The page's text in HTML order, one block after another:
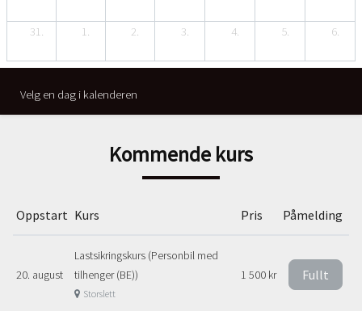
31. 1. 2. 3. 4. 5. 6.
Velg en dag i kalenderen
Kommende kurs
Oppstart Kurs Pris Påmelding
20. august
Lastsikringskurs (Personbil med
tilhenger (BE))
Storslett
1 500 kr Fullt